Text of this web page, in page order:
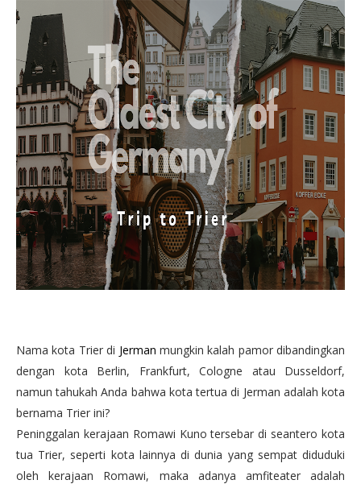
Nama kota Trier di Jerman mungkin kalah pamor dibandingkan
dengan kota Berlin, Frankfurt, Cologne atau Dusseldorf,
namun tahukah Anda bahwa kota tertua di Jerman adalah kota
bernama Trier ini?
Peninggalan kerajaan Romawi Kuno tersebar di seantero kota
tua Trier, seperti kota lainnya di dunia yang sempat diduduki
oleh kerajaan Romawi, maka adanya amfiteater adalah